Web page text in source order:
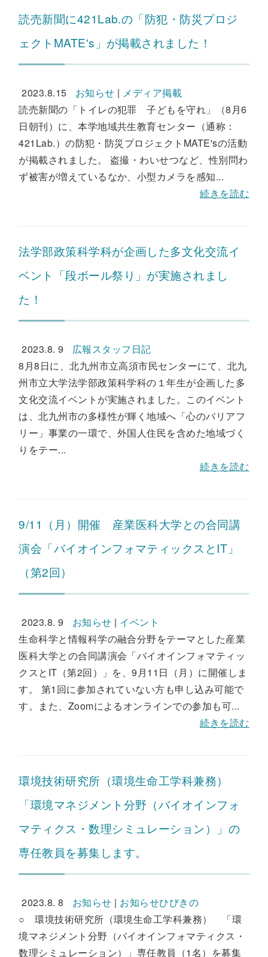
読売新聞に421Lab.の「防犯・防災プロジ
ェクトMATE's」が掲載されました！
2023.8.15 お知らせ | メディア掲載
読売新聞の「トイレの犯罪 子どもを守れ」（8月6
日朝刊）に、本学地域共生教育センター（通称：
421Lab.）の防犯・防災プロジェクトMATE'sの活動
が掲載されました。 盗撮・わいせつなど、性別問わ
ず被害が増えているなか、小型カメラを感知...
続きを読む
法学部政策科学科が企画した多文化交流イ
ベント「段ボール祭り」が実施されまし
た！
2023.8. 9
広報スタッフ日記
8月8日に、北九州市立高須市民センターにて、北九
州市立大学法学部政策科学科の１年生が企画した多
文化交流イベントが実施されました。このイベント
は、北九州市の多様性が輝く地域へ「心のバリアフ
リー」事業の一環で、外国人住民を含めた地域づく
りをテー...
続きを読む
9/11（月）開催 産業医科大学との合同講
演会「バイオインフォマティックスとIT」
（第2回）
2023.8. 9 お知らせ | イベント
生命科学と情報科学の融合分野をテーマとした産業
医科大学との合同講演会「バイオインフォマティッ
クスとIT（第2回）」を、9月11日（月）に開催しま
す。 第1回に参加されていない方も申し込み可能で
す。また、Zoomによるオンラインでの参加も可...
続きを読む
環境技術研究所（環境生命工学科兼務）
「環境マネジメント分野（バイオインフォ
マティクス・数理シミュレーション）」の
専任教員を募集します。
2023.8. 8 お知らせ | お知らせひびきの
○ 環境技術研究所（環境生命工学科兼務） 「環
境マネジメント分野（バイオインフォマティクス・
数理シミュレーション）」専任教員（1名）を募集